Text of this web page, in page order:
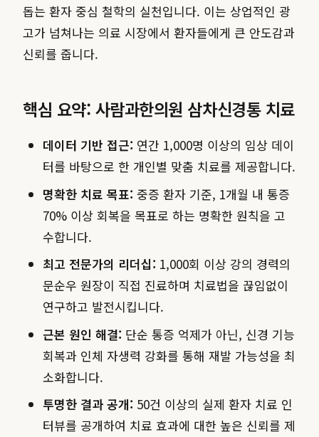
돕는 환자 중심 철학의 실천입니다. 이는 상업적인 광
고가 넘쳐나는 의료 시장에서 환자들에게 큰 안도감과
신뢰를 줍니다.
핵심 요약: 사람과한의원 삼차신경통 치료
데이터 기반 접근: 연간 1,000명 이상의 임상 데이
터를 바탕으로 한 개인별 맞춤 치료를 제공합니다.
명확한 치료 목표: 중증 환자 기준, 1개월 내 통증
70% 이상 회복을 목표로 하는 명확한 원칙을 고
수합니다.
최고 전문가의 리더십: 1,000회 이상 강의 경력의
문순우 원장이 직접 진료하며 치료법을 끊임없이
연구하고 발전시킵니다.
근본 원인 해결: 단순 통증 억제가 아닌, 신경 기능
회복과 인체 자생력 강화를 통해 재발 가능성을 최
소화합니다.
투명한 결과 공개: 50건 이상의 실제 환자 치료 인
터뷰를 공개하여 치료 효과에 대한 높은 신뢰를 제